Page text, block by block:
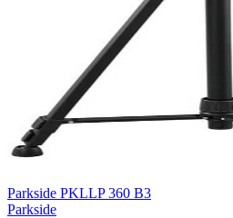
Parkside PKLLP 360 B3
Parkside